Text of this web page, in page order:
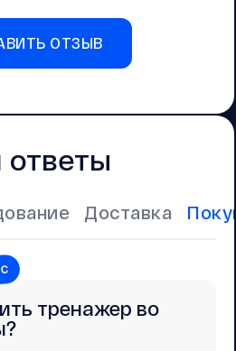
ОТЗЫВ
Доставка
тренажер во